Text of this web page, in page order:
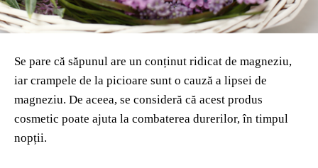
Se pare că săpunul are un conținut ridicat de magneziu,
iar crampele de la picioare sunt o cauză a lipsei de
magneziu. De aceea, se consideră că acest produs
cosmetic poate ajuta la combaterea durerilor, în timpul
nopții.